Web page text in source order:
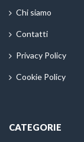
Chi siamo
Contatti
Privacy Policy
Cookie Policy
CATEGORIE